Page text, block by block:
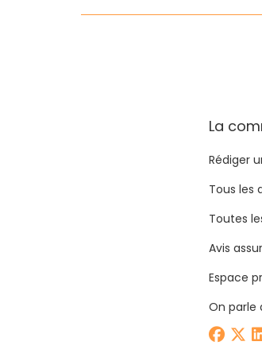
La
Rédiger
Tous les
Toutes
Avis
Espace
On parle